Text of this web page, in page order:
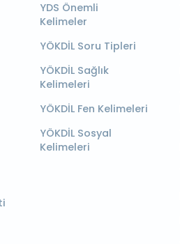
YDS Önemli
Kelimeler
YÖKDİL Soru Tipleri
YÖKDİL Sağlık
Kelimeleri
YÖKDİL Fen Kelimeleri
YÖKDİL Sosyal
Kelimeleri